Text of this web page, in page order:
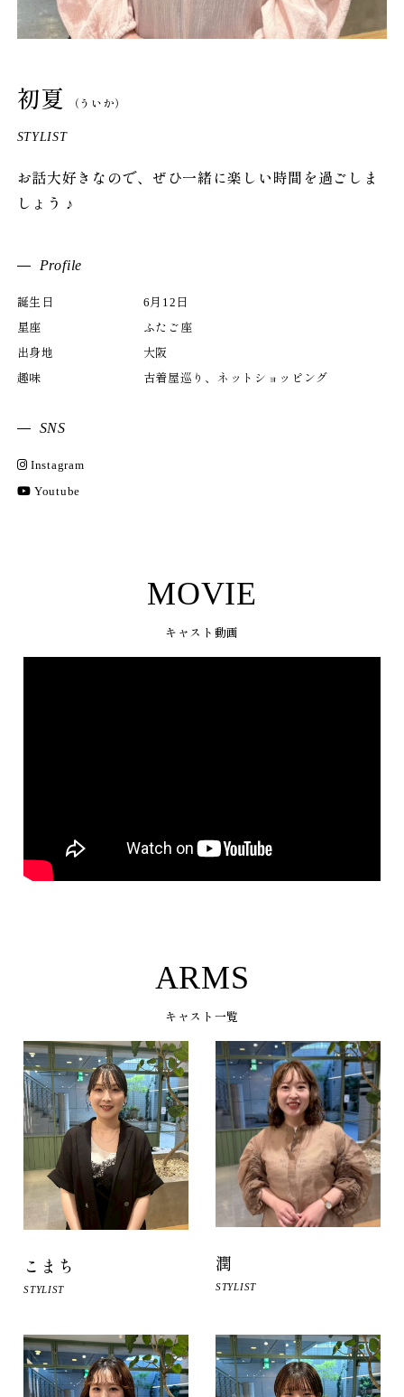
初夏 （ういか）
STYLIST
お話大好きなので、ぜひ一緒に楽しい時間を過ごしま
しょう ♪
Profile
誕生日
6月12日
星座
ふたご座
出身地
大阪
趣味
古着屋巡り、ネットショッピング
SNS
Instagram
Youtube
MOVIE
キャスト動画
CQpfdgtdq4I
ARMS
キャスト一覧
こまち
STYLIST
潤
STYLIST